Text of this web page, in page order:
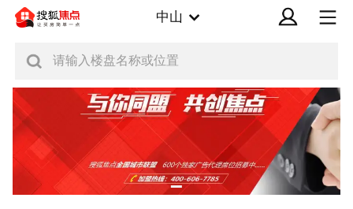
中山
请输入楼盘名称或位置